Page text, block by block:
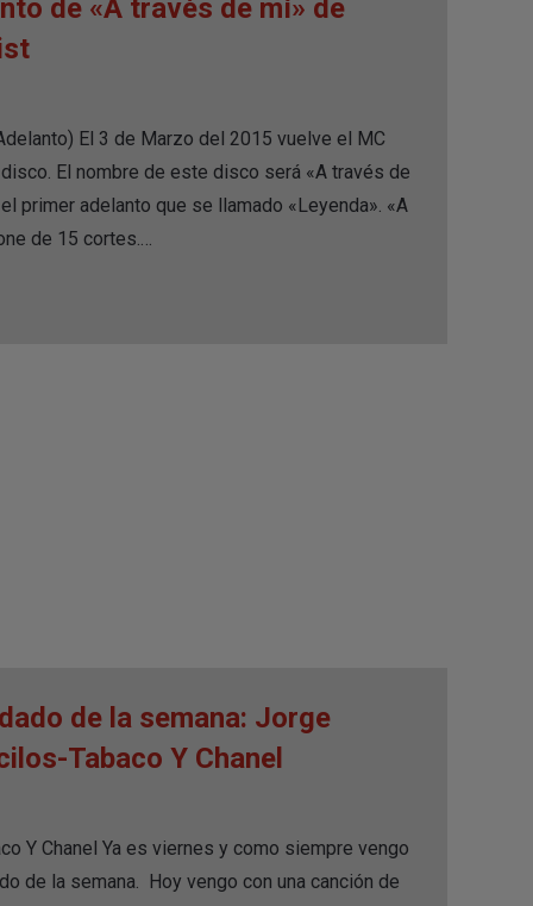
de «A través de mí» de
El 3 de Marzo del 2015 vuelve el MC
El nombre de este disco será «A través de
primer adelanto que se llamado «Leyenda». «A
de 15 cortes.…
de la semana: Jorge
Tabaco Y Chanel
Y Chanel Ya es viernes y como siempre vengo
de la semana. Hoy vengo con una canción de